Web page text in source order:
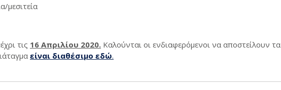
μεσιτεία
τις 16 Απριλίου 2020. Καλούνται οι ενδιαφερόμενοι να αποστείλουν τα
είναι διαθέσιμο εδώ.